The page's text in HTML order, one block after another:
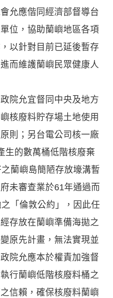
允應偕同經濟部督導台
位，協助蘭嶼地區各項
以針對目前已延後暫存
而維護蘭嶼民眾健康人
院允宜督同中央及地方
核廢料貯存場土地使用
則；另台電公司核一廠
生的數萬桶低階核廢棄
蘭嶼島簡陋存放壕溝暫
未審查業於61年通過而
「倫敦公約」，因此任
存放在蘭嶼準備海拋之
原先計畫，無法實現並
院允應本於權責加強督
行蘭嶼低階核廢料桶之
信賴，確保核廢料蘭嶼